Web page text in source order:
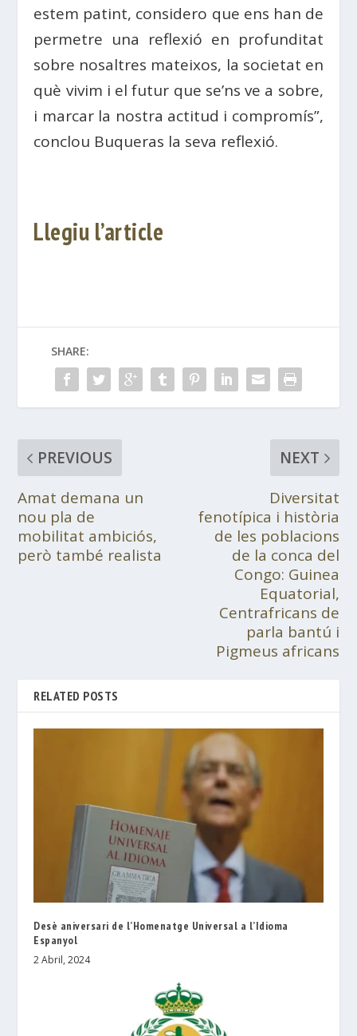
estem patint, considero que ens han de
permetre una reflexió en profunditat
sobre nosaltres mateixos, la societat en
què vivim i el futur que se’ns ve a sobre,
i marcar la nostra actitud i compromís”,
conclou Buqueras la seva reflexió.
Llegiu l’article
SHARE:
PREVIOUS
Amat demana un
nou pla de
mobilitat ambiciós,
però també realista
NEXT
Diversitat
fenotípica i història
de les poblacions
de la conca del
Congo: Guinea
Equatorial,
Centrafricans de
parla bantú i
Pigmeus africans
RELATED POSTS
Desè aniversari de l’Homenatge Universal a l’Idioma
Espanyol
2 Abril, 2024